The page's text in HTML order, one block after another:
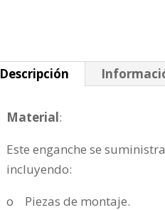
Descripción
Material:
Este enganche se
incluyendo:
o Piezas de montaje.